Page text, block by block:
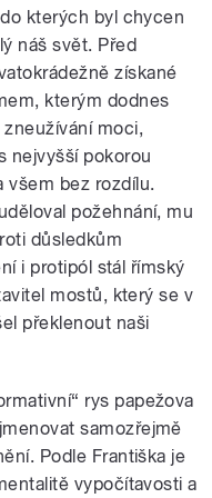
kterých byl chycen
náš svět. Před
získané
kterým dodnes
moci,
nejvyšší pokorou
všem bez rozdílu.
požehnání, mu
důsledkům
i protipól stál římský
mostů, který se v
překlenout naši
rys papežova
samozřejmě
Podle Františka je
vypočítavosti a